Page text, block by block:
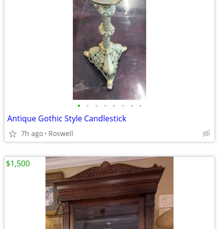
• • • • • • • •
Antique Gothic Style Candlestick
7h ago Roswell
$1,500